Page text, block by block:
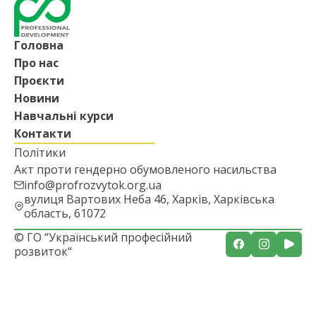
Головна
Про нас
Проєкти
Новини
Навчальні курси
Контакти
Політики
Акт проти гендерно обумовленого насильства
info@profrozvytok.org.ua
вулиця Вартових Неба 46, Харків, Харківська
область, 61072
© ГО “Український професійний
розвиток“